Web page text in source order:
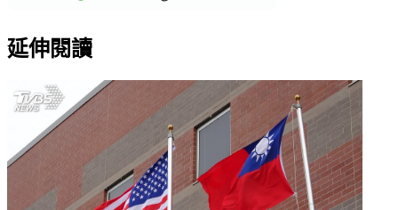
延伸閱讀